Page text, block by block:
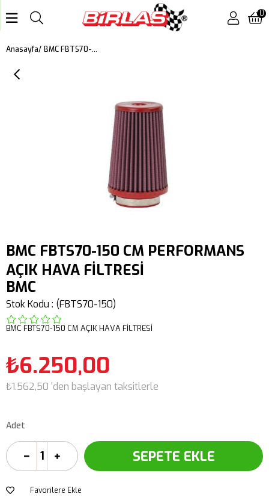
0
Anasayfa BMC FBTS70-150 CM PERFORMANS AÇIK HAVA FİLTRESİ
BMC FBTS70-150 CM PERFORMANS
AÇIK HAVA FİLTRESİ
BMC
Stok Kodu (FBTS70-150)
BMC FBTS70-150 CM AÇIK HAVA FİLTRESİ
₺6.250,00
₺1.562,50 'den başlayan taksitlerle
Adet
Favorilere Ekle